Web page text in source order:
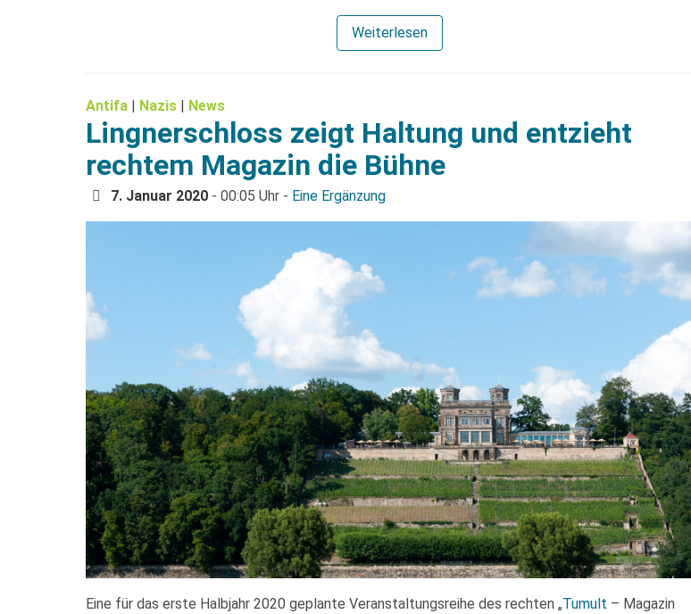
Weiterlesen
Antifa Nazis News
Lingnerschloss zeigt Haltung und entzieht
rechtem Magazin die Bühne
7. Januar 2020 - 00:05 Uhr - Eine Ergänzung
Eine für das erste Halbjahr 2020 geplante Veranstaltungsreihe des rechten „Tumult – Magazin